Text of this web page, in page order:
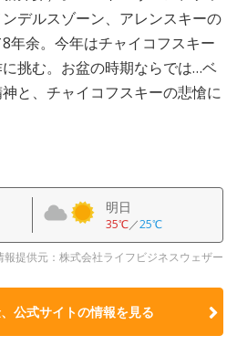
デルスゾーン、アレンスキーの
年余。今年はチャイコフスキー
挑む。お盆の時期ならでは…ベ
と、チャイコフスキーの悲愴に
明日
35℃／25℃
報提供元：株式会社ライフビジネスウェザー
公式サイトの情報を見る